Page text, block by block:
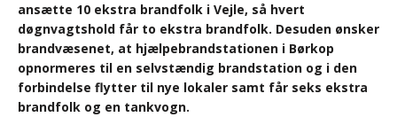
ansætte 10 ekstra brandfolk i Vejle, så hvert
døgnvagtshold får to ekstra brandfolk. Desuden ønsker
brandvæsenet, at hjælpebrandstationen i Børkop
opnormeres til en selvstændig brandstation og i den
forbindelse flytter til nye lokaler samt får seks ekstra
brandfolk og en tankvogn.